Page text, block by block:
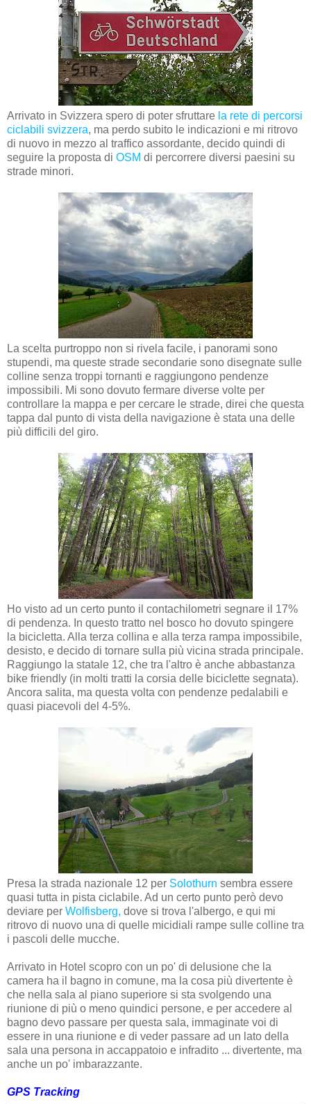
Arrivato in Svizzera spero di poter sfruttare la rete di percorsi
ciclabili svizzera, ma perdo subito le indicazioni e mi ritrovo
di nuovo in mezzo al traffico assordante, decido quindi di
seguire la proposta di OSM di percorrere diversi paesini su
strade minori.
La scelta purtroppo non si rivela facile, i panorami sono
stupendi, ma queste strade secondarie sono disegnate sulle
colline senza troppi tornanti e raggiungono pendenze
impossibili. Mi sono dovuto fermare diverse volte per
controllare la mappa e per cercare le strade, direi che questa
tappa dal punto di vista della navigazione è stata una delle
più difficili del giro.
Ho visto ad un certo punto il contachilometri segnare il 17%
di pendenza. In questo tratto nel bosco ho dovuto spingere
la bicicletta. Alla terza collina e alla terza rampa impossibile,
desisto, e decido di tornare sulla più vicina strada principale.
Raggiungo la statale 12, che tra l'altro è anche abbastanza
bike friendly (in molti tratti la corsia delle biciclette segnata).
Ancora salita, ma questa volta con pendenze pedalabili e
quasi piacevoli del 4-5%.
Presa la strada nazionale 12 per Solothurn sembra essere
quasi tutta in pista ciclabile. Ad un certo punto però devo
deviare per Wolfisberg, dove si trova l'albergo, e qui mi
ritrovo di nuovo una di quelle micidiali rampe sulle colline tra
i pascoli delle mucche.
Arrivato in Hotel scopro con un po' di delusione che la
camera ha il bagno in comune, ma la cosa più divertente è
che nella sala al piano superiore si sta svolgendo una
riunione di più o meno quindici persone, e per accedere al
bagno devo passare per questa sala, immaginate voi di
essere in una riunione e di veder passare ad un lato della
sala una persona in accappatoio e infradito ... divertente, ma
anche un po' imbarazzante.
GPS Tracking